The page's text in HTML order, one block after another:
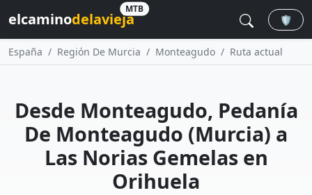
elcaminodelavieja
MTB
🛡️
España Región De Murcia Monteagudo Ruta actual
Desde Monteagudo, Pedanía
De Monteagudo (Murcia) a
Las Norias Gemelas en
Orihuela